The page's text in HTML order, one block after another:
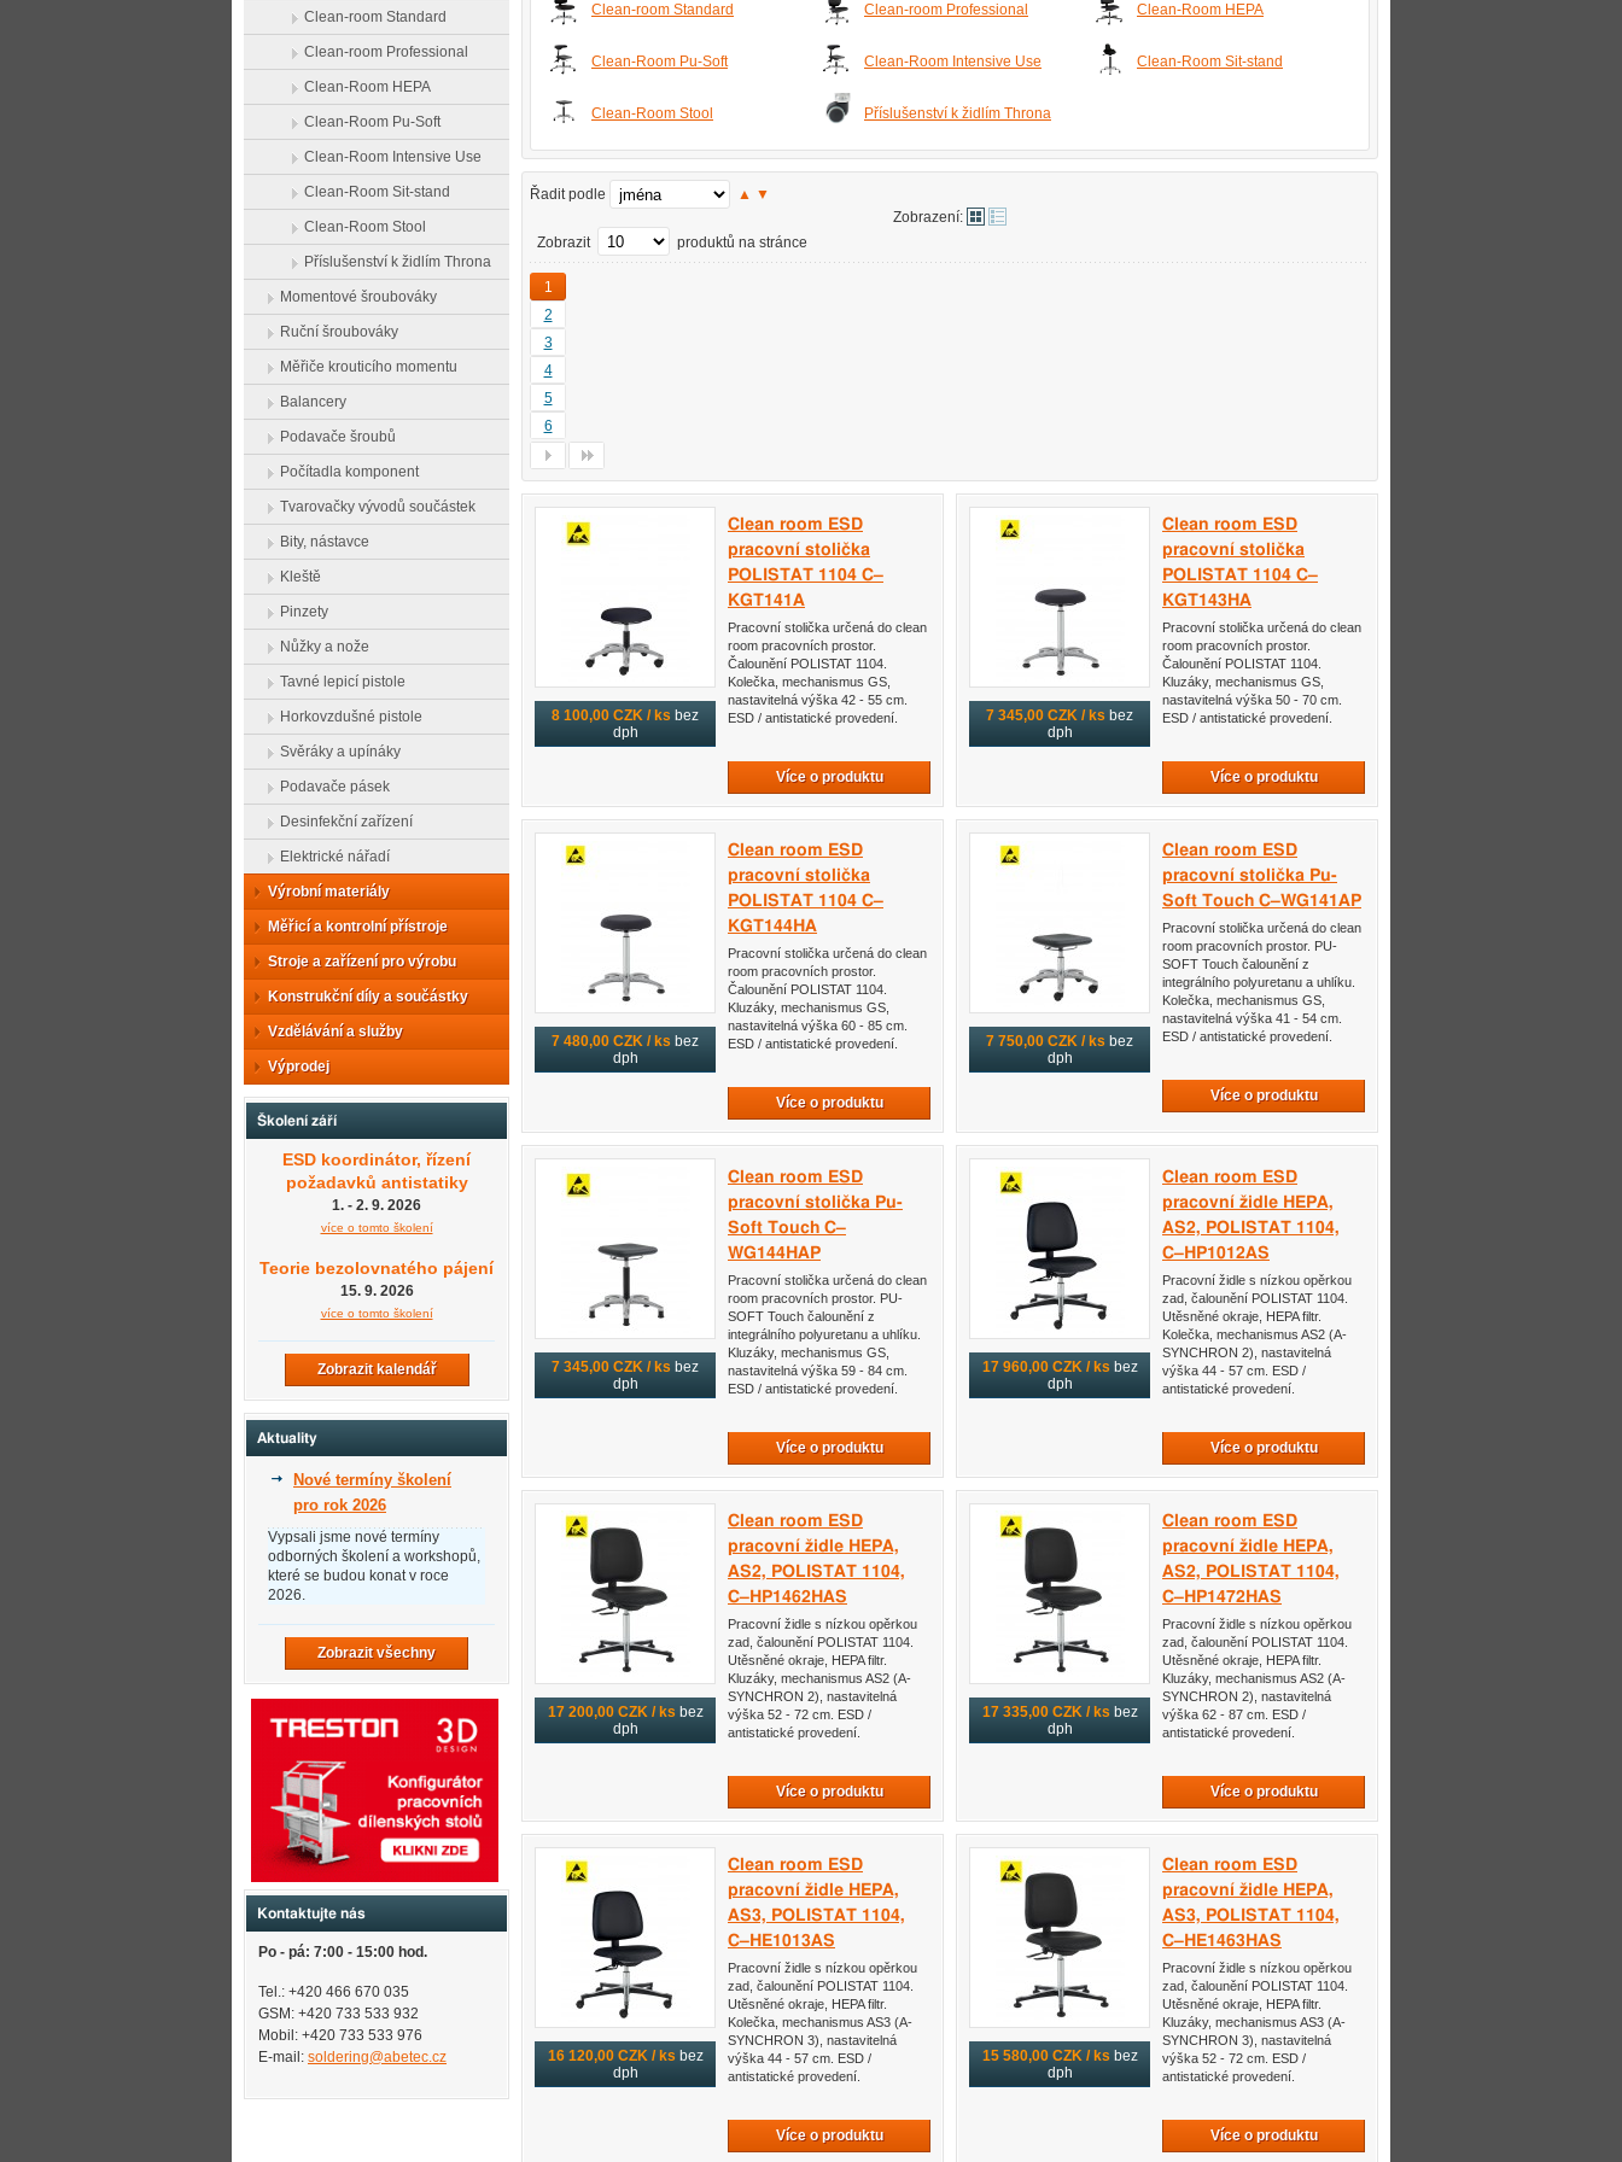
Clean-room Standard Clean-room Professional Clean-Room HEPA
Clean-Room Pu-Soft Clean-Room Intensive Use Clean-Room Sit-stand
Clean-Room Stool Příslušenství k židlím Throna
Řadit podle ▲ ▼
Zobrazení:
Zobrazit
produktů na stránce
1
2
3
4
5
6
8 100,00 CZK / ks bez
dph
Clean room ESD
pracovní stolička
POLISTAT 1104 C–
KGT141A
Pracovní stolička určená do clean
room pracovních prostor.
Čalounění POLISTAT 1104.
Kolečka, mechanismus GS,
nastavitelná výška 42 - 55 cm.
ESD / antistatické provedení.
Více o produktu
7 345,00 CZK / ks bez
dph
Clean room ESD
pracovní stolička
POLISTAT 1104 C–
KGT143HA
Pracovní stolička určená do clean
room pracovních prostor.
Čalounění POLISTAT 1104.
Kluzáky, mechanismus GS,
nastavitelná výška 50 - 70 cm.
ESD / antistatické provedení.
Více o produktu
7 480,00 CZK / ks bez
dph
Clean room ESD
pracovní stolička
POLISTAT 1104 C–
KGT144HA
Pracovní stolička určená do clean
room pracovních prostor.
Čalounění POLISTAT 1104.
Kluzáky, mechanismus GS,
nastavitelná výška 60 - 85 cm.
ESD / antistatické provedení.
Více o produktu
7 750,00 CZK / ks bez
dph
Clean room ESD
pracovní stolička Pu-
Soft Touch C–WG141AP
Pracovní stolička určená do clean
room pracovních prostor. PU-
SOFT Touch čalounění z
integrálního polyuretanu a uhlíku.
Kolečka, mechanismus GS,
nastavitelná výška 41 - 54 cm.
ESD / antistatické provedení.
Více o produktu
7 345,00 CZK / ks bez
dph
Clean room ESD
pracovní stolička Pu-
Soft Touch C–
WG144HAP
Pracovní stolička určená do clean
room pracovních prostor. PU-
SOFT Touch čalounění z
integrálního polyuretanu a uhlíku.
Kluzáky, mechanismus GS,
nastavitelná výška 59 - 84 cm.
ESD / antistatické provedení.
Více o produktu
17 960,00 CZK / ks bez
dph
Clean room ESD
pracovní židle HEPA,
AS2, POLISTAT 1104,
C–HP1012AS
Pracovní židle s nízkou opěrkou
zad, čalounění POLISTAT 1104.
Utěsněné okraje, HEPA filtr.
Kolečka, mechanismus AS2 (A-
SYNCHRON 2), nastavitelná
výška 44 - 57 cm. ESD /
antistatické provedení.
Více o produktu
17 200,00 CZK / ks bez
dph
Clean room ESD
pracovní židle HEPA,
AS2, POLISTAT 1104,
C–HP1462HAS
Pracovní židle s nízkou opěrkou
zad, čalounění POLISTAT 1104.
Utěsněné okraje, HEPA filtr.
Kluzáky, mechanismus AS2 (A-
SYNCHRON 2), nastavitelná
výška 52 - 72 cm. ESD /
antistatické provedení.
Více o produktu
17 335,00 CZK / ks bez
dph
Clean room ESD
pracovní židle HEPA,
AS2, POLISTAT 1104,
C–HP1472HAS
Pracovní židle s nízkou opěrkou
zad, čalounění POLISTAT 1104.
Utěsněné okraje, HEPA filtr.
Kluzáky, mechanismus AS2 (A-
SYNCHRON 2), nastavitelná
výška 62 - 87 cm. ESD /
antistatické provedení.
Více o produktu
16 120,00 CZK / ks bez
dph
Clean room ESD
pracovní židle HEPA,
AS3, POLISTAT 1104,
C–HE1013AS
Pracovní židle s nízkou opěrkou
zad, čalounění POLISTAT 1104.
Utěsněné okraje, HEPA filtr.
Kolečka, mechanismus AS3 (A-
SYNCHRON 3), nastavitelná
výška 44 - 57 cm. ESD /
antistatické provedení.
Více o produktu
15 580,00 CZK / ks bez
dph
Clean room ESD
pracovní židle HEPA,
AS3, POLISTAT 1104,
C–HE1463HAS
Pracovní židle s nízkou opěrkou
zad, čalounění POLISTAT 1104.
Utěsněné okraje, HEPA filtr.
Kluzáky, mechanismus AS3 (A-
SYNCHRON 3), nastavitelná
výška 52 - 72 cm. ESD /
antistatické provedení.
Více o produktu
Clean-room Standard
Clean-room Professional
Clean-Room HEPA
Clean-Room Pu-Soft
Clean-Room Intensive Use
Clean-Room Sit-stand
Clean-Room Stool
Příslušenství k židlím Throna
Momentové šroubováky
Ruční šroubováky
Měřiče krouticího momentu
Balancery
Podavače šroubů
Počítadla komponent
Tvarovačky vývodů součástek
Bity, nástavce
Kleště
Pinzety
Nůžky a nože
Tavné lepicí pistole
Horkovzdušné pistole
Svěráky a upínáky
Podavače pásek
Desinfekční zařízení
Elektrické nářadí
Výrobní materiály
Měřicí a kontrolní přístroje
Stroje a zařízení pro výrobu
Konstrukční díly a součástky
Vzdělávání a služby
Výprodej
Školení září
ESD koordinátor, řízení
požadavků antistatiky
1. - 2. 9. 2026
více o tomto školení
Teorie bezolovnatého pájení
15. 9. 2026
více o tomto školení
Zobrazit kalendář
Aktuality
Nové termíny školení
pro rok 2026
Vypsali jsme nové termíny
odborných školení a workshopů,
které se budou konat v roce
2026.
Zobrazit všechny
Kontaktujte nás
Po - pá: 7:00 - 15:00 hod.
Tel.: +420 466 670 035
GSM: +420 733 533 932
Mobil: +420 733 533 976
E-mail: soldering@abetec.cz